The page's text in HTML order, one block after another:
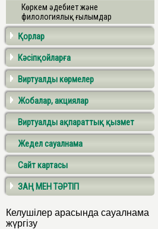
Көркем әдебиет және
филологиялық ғылымдар
Қорлар
Кәсіпқойларға
Виртуалды көрмелер
Жобалар, акциялар
Виртуалды ақпараттық қызмет
Жедел сауалнама
Сайт картасы
ЗАҢ МЕН ТӘРТІП
Келушілер арасында сауалнама
жүргізу